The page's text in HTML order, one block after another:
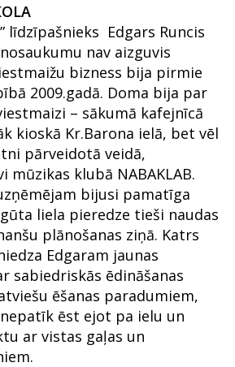
līdzīpašnieks Edgars Runcis
nav aizguvis
bizness bija pirmie
2009.gadā. Doma bija par
– sākumā kafejnīcā
kioskā Kr.Barona ielā, bet vēl
pārveidotā veidā,
klubā NABAKLAB.
bijusi pamatīga
liela pieredze tieši naudas
plānošanas ziņā. Katrs
Edgaram jaunas
sabiedriskās ēdināšanas
ēšanas paradumiem,
ēst ejot pa ielu un
ar vistas gaļas un